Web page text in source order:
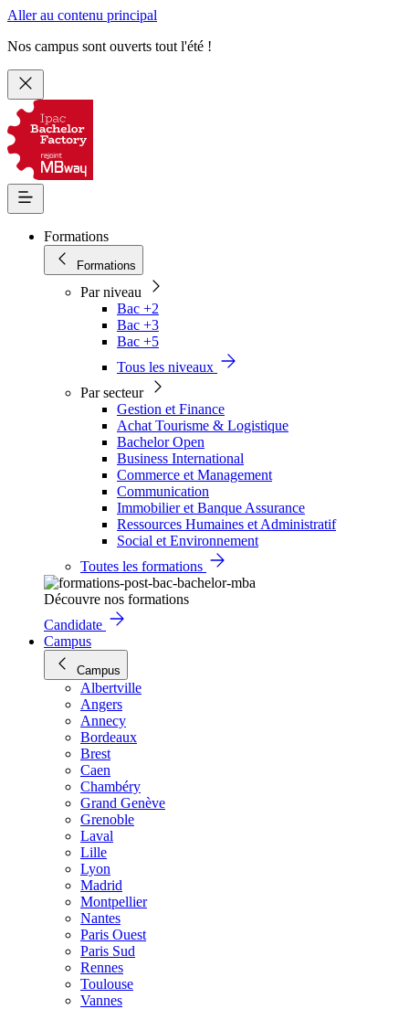
Aller au contenu principal
Nos campus sont ouverts tout l'été !
Formations
Formations
Par niveau
Bac +2
Bac +3
Bac +5
Tous les niveaux
Par secteur
Gestion et Finance
Achat Tourisme & Logistique
Bachelor Open
Business International
Commerce et Management
Communication
Immobilier et Banque Assurance
Ressources Humaines et Administratif
Social et Environnement
Toutes les formations
Découvre nos formations
Candidate
Campus
Campus
Albertville
Angers
Annecy
Bordeaux
Brest
Caen
Chambéry
Grand Genève
Grenoble
Laval
Lille
Lyon
Madrid
Montpellier
Nantes
Paris Ouest
Paris Sud
Rennes
Toulouse
Vannes